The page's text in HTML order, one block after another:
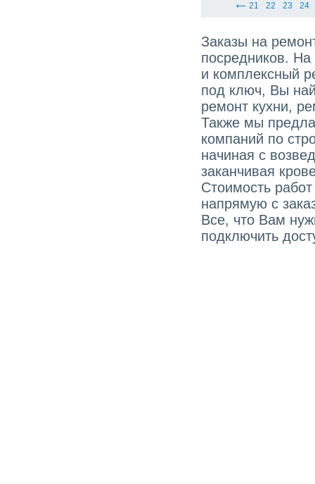
21 22 23 24
Заказы на
посредников.
и комплексный
под ключ, Вы
ремонт кухни,
Также мы
компаний по
начиная с
заканчивая
Стоимость
напрямую с
Все, что Вам
подключить